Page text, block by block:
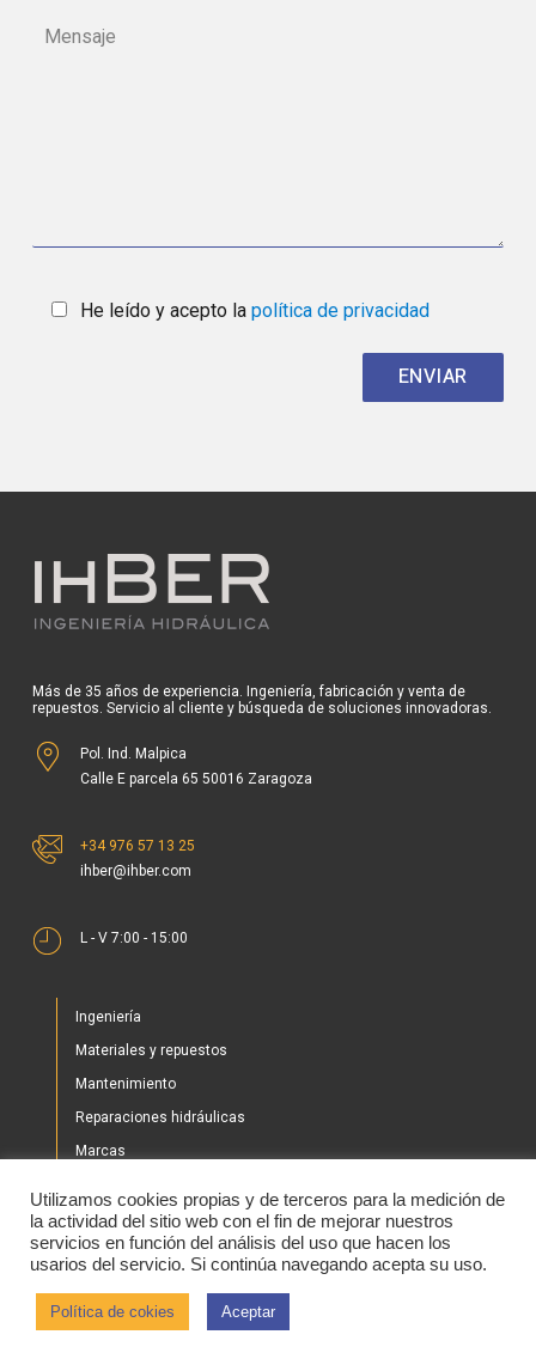
He leído y acepto la política de privacidad
Más de 35 años de experiencia. Ingeniería, fabricación y venta de
repuestos. Servicio al cliente y búsqueda de soluciones innovadoras.
Pol. Ind. Malpica
Calle E parcela 65 50016 Zaragoza
+34 976 57 13 25
ihber@ihber.com
L - V 7:00 - 15:00
Ingeniería
Materiales y repuestos
Mantenimiento
Reparaciones hidráulicas
Marcas
Tienda
Noticias
Utilizamos cookies propias y de terceros para la medición de
la actividad del sitio web con el fin de mejorar nuestros
servicios en función del análisis del uso que hacen los
usarios del servicio. Si continúa navegando acepta su uso.
Política de cokies Aceptar